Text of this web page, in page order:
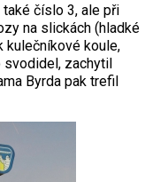
číslo 3, ale při
na slickách (hladké
kulečníkové koule,
svodidel, zachytil
Byrda pak trefil